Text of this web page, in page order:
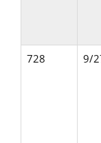
728
9/